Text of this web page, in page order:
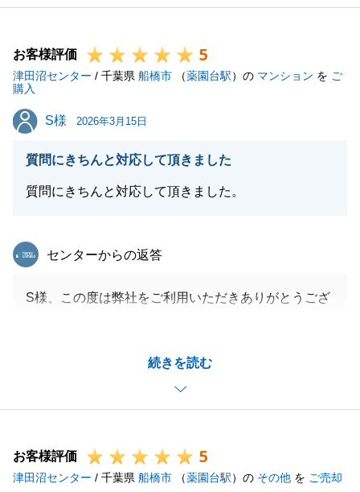
軽にご相談ください。
閉じる
お客様評価 5
津田沼センター / 千葉県 船橋市 （薬園台駅）の マンション を ご
購入
S様
S様 2026年3月15日
質問にきちんと対応して頂きました
質問にきちんと対応して頂きました。
続きを読む
東急リバブル
センターからの返答
S様、この度は弊社をご利用いただきありがとうござ
めることができました。
これまでの多大なご協力に心よりお礼申し上げます。
お気づきの点がありましたら、いつでもお気軽にご相
お客様評価 5
津田沼センター / 千葉県 船橋市 （薬園台駅）の その他 を ご売却